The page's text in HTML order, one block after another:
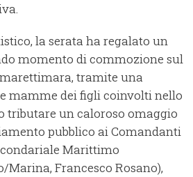
la serata ha regalato un
momento di commozione sul
tramite una
mamme dei figli coinvolti nello
tributare un caloroso omaggio
pubblico ai Comandanti
Marittimo
Marina, Francesco Rosano),